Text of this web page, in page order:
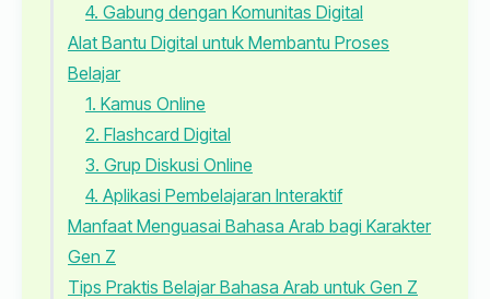
4. Gabung dengan Komunitas Digital
Alat Bantu Digital untuk Membantu Proses
Belajar
1. Kamus Online
2. Flashcard Digital
3. Grup Diskusi Online
4. Aplikasi Pembelajaran Interaktif
Manfaat Menguasai Bahasa Arab bagi Karakter
Gen Z
Tips Praktis Belajar Bahasa Arab untuk Gen Z